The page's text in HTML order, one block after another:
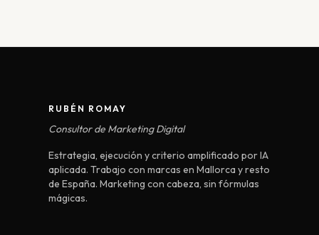
RUBÉN ROMAY
Consultor de Marketing Digital
Estrategia, ejecución y criterio amplificado por IA
aplicada. Trabajo con marcas en Mallorca y resto
de España. Marketing con cabeza, sin fórmulas
mágicas.